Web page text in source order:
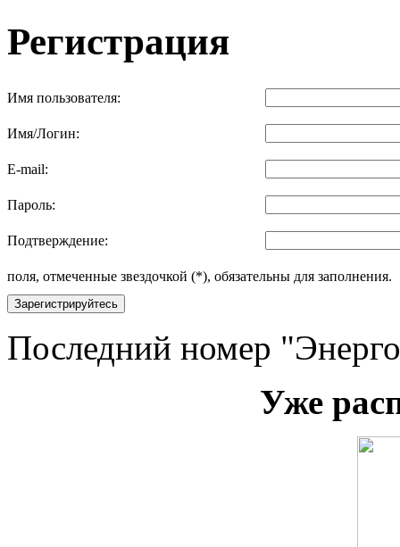
Регистрация
Имя пользователя:
Имя/Логин:
E-mail:
Пароль:
Подтверждение:
поля, отмеченные звездочкой (*), обязательны для заполнения.
Зарегистрируйтесь
Последний номер
Уже